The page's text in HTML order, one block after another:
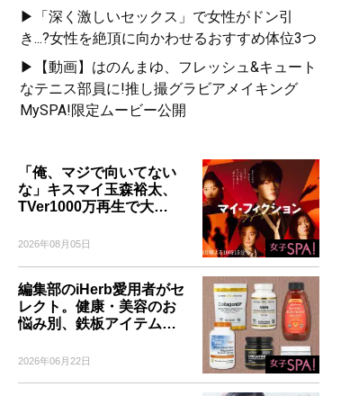
▶「深く激しいセックス」で女性がドン引
き...?女性を絶頂に向かわせるおすすめ体位3つ
▶【動画】はのんまゆ、フレッシュ&キュート
なテニス部員に!推し撮グラビアメイキング
MySPA!限定ムービー公開
「俺、マジで向いてない
な」キスマイ玉森裕太、
TVer1000万再生で大…
2026年08月05日
編集部のiHerb愛用者がセ
レクト。健康・美容のお
悩み別、鉄板アイテム…
2026年06月22日